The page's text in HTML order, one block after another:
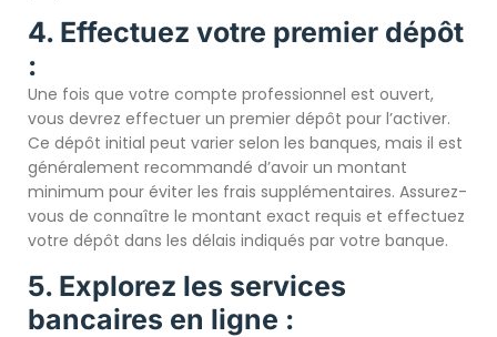
4. Effectuez votre premier dépôt
:
Une fois que votre compte professionnel est ouvert,
vous devrez effectuer un premier dépôt pour l’activer.
Ce dépôt initial peut varier selon les banques, mais il est
généralement recommandé d’avoir un montant
minimum pour éviter les frais supplémentaires. Assurez-
vous de connaître le montant exact requis et effectuez
votre dépôt dans les délais indiqués par votre banque.
5. Explorez les services
bancaires en ligne :